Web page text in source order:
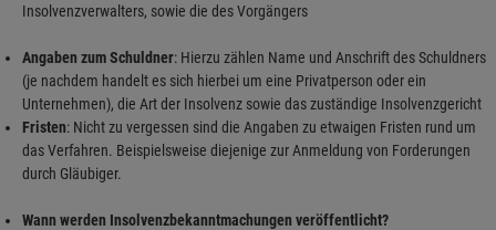
Insolvenzverwalters, sowie die des Vorgängers
Angaben zum Schuldner: Hierzu zählen Name und Anschrift des Schuldners
(je nachdem handelt es sich hierbei um eine Privatperson oder ein
Unternehmen), die Art der Insolvenz sowie das zuständige Insolvenzgericht
Fristen: Nicht zu vergessen sind die Angaben zu etwaigen Fristen rund um
das Verfahren. Beispielsweise diejenige zur Anmeldung von Forderungen
durch Gläubiger.
Wann werden Insolvenzbekanntmachungen veröffentlicht?